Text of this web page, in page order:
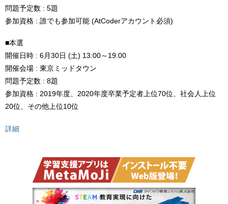
問題予定数 : 5題
参加資格 : 誰でも参加可能 (AtCoderアカウント必須)
■本選
開催日時 : 6月30日 (土) 13:00～19:00
開催会場 : 東京ミッドタウン
問題予定数 : 8題
参加資格 : 2019年度、2020年度卒業予定者上位70位、社会人上位
20位、その他上位10位
詳細